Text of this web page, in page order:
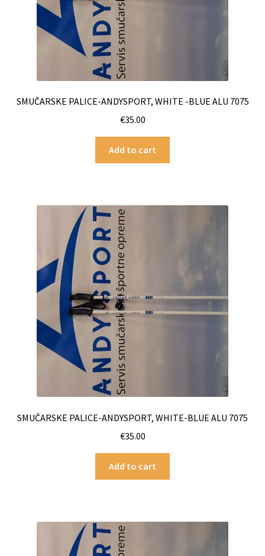
SMUČARSKE PALICE-ANDYSPORT, WHITE -BLUE ALU 7075
€35.00
Add to cart
SMUČARSKE PALICE-ANDYSPORT, WHITE-BLUE ALU 7075
€35.00
Add to cart